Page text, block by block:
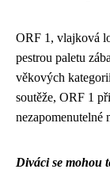
ORF 1, vlajková
pestrou paletu
věkových
soutěže, ORF 1
nezapomenutelné
Diváci se mohou